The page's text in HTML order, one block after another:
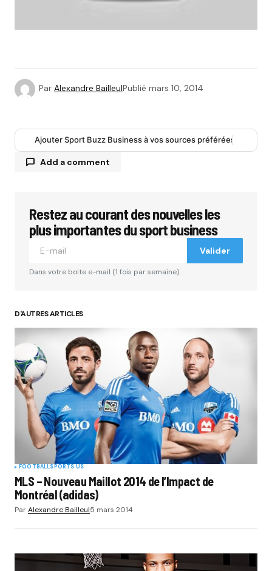
Par Alexandre BailleulPublié mars 10, 2014
Ajouter Sport Buzz Business à vos sources préférées
Add a comment
Votre adresse e-mail ne sera pas publiée.Les
champs obligatoires sont indiqués avec*
Your Name*
Your E-mail*
Submit Comment
Restez au courant des nouvelles les
plus importantes du sport business
Valider
Dans votre boite e-mail (1 fois par semaine).
D'AUTRES ARTICLES
FOOTBALLSPORTS US
MLS – Nouveau Maillot 2014 de l’Impact de
Montréal (adidas)
ParAlexandre Bailleul5 mars 2014